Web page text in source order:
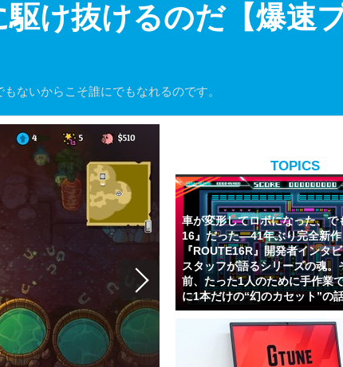
け抜けるのだ【爆速
ないからこそ誰にでもなれるのです。
TOPICS
車が変形してロボになった、で
16』だった―41年ぶり完全新作
『ROUTE16R』開発者インタ
スタッフが語るシリーズの魂。
前、たった1人のために手作業
に1本だけの“幻のカセット”の